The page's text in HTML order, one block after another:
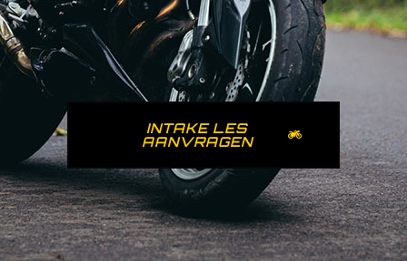
INTAKE LES
AANVRAGEN